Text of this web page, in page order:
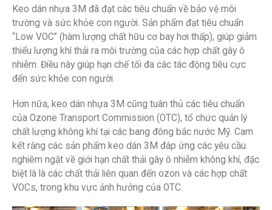
Keo dán nhựa 3M đã đạt các tiêu chuẩn về bảo vệ môi
trường và sức khỏe con người. Sản phẩm đạt tiêu chuẩn
“Low VOC” (hàm lượng chất hữu cơ bay hơi thấp), giúp giảm
thiểu lượng khí thải ra môi trường của các hợp chất gây ô
nhiễm. Điều này giúp hạn chế tối đa các tác động tiêu cực
đến sức khỏe con người.
Hơn nữa, keo dán nhựa 3M cũng tuân thủ các tiêu chuẩn
của Ozone Transport Commission (OTC), tổ chức quản lý
chất lượng không khí tại các bang đông bắc nước Mỹ. Cam
kết rằng các sản phẩm keo dán 3M đáp ứng các yêu cầu
nghiêm ngặt về giới hạn chất thải gây ô nhiễm không khí, đặc
biệt là là các chất thải liên quan đến ozon và các hợp chất
VOCs, trong khu vực ảnh hưởng của OTC.